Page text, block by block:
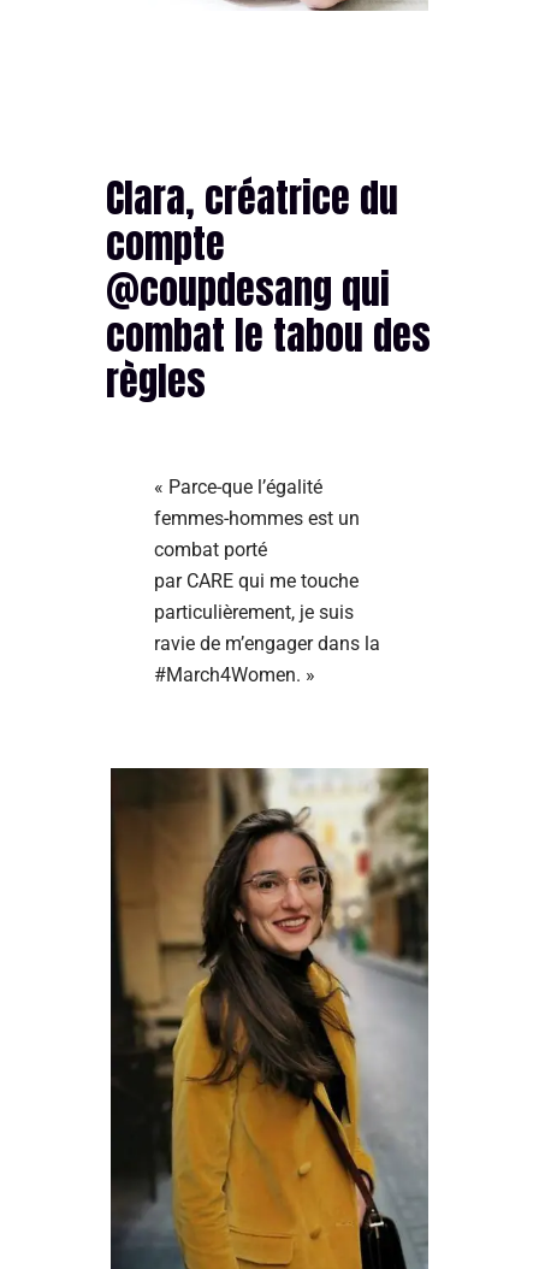
Clara, créatrice du
compte
@coupdesang qui
combat le tabou des
règles
« Parce-que l’égalité
femmes-hommes est un
combat porté
par CARE qui me touche
particulièrement, je suis
ravie de m’engager dans la
#March4Women. »